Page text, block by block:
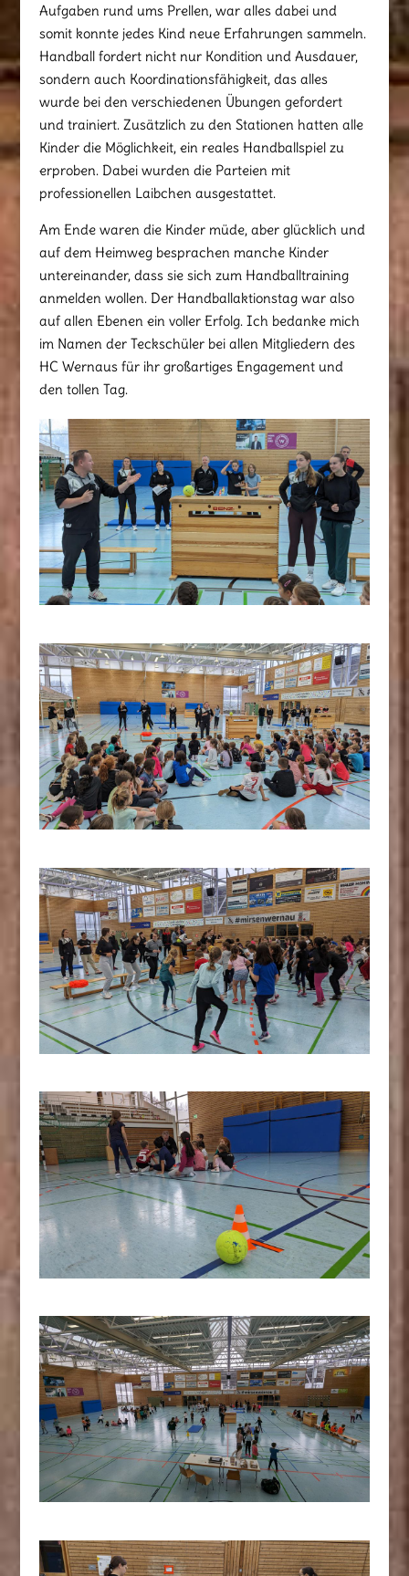
Aufgaben rund ums Prellen, war alles dabei und
somit konnte jedes Kind neue Erfahrungen sammeln.
Handball fordert nicht nur Kondition und Ausdauer,
sondern auch Koordinationsfähigkeit, das alles
wurde bei den verschiedenen Übungen gefordert
und trainiert. Zusätzlich zu den Stationen hatten alle
Kinder die Möglichkeit, ein reales Handballspiel zu
erproben. Dabei wurden die Parteien mit
professionellen Laibchen ausgestattet.
Am Ende waren die Kinder müde, aber glücklich und
auf dem Heimweg besprachen manche Kinder
untereinander, dass sie sich zum Handballtraining
anmelden wollen. Der Handballaktionstag war also
auf allen Ebenen ein voller Erfolg. Ich bedanke mich
im Namen der Teckschüler bei allen Mitgliedern des
HC Wernaus für ihr großartiges Engagement und
den tollen Tag.